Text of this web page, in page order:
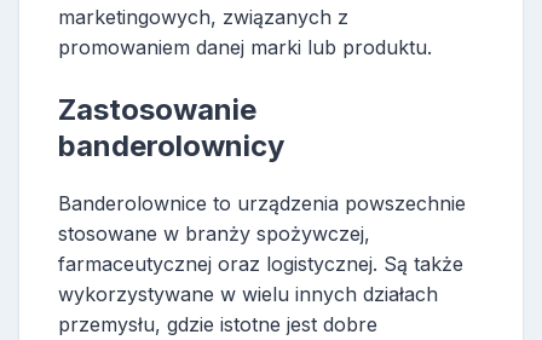
marketingowych, związanych z
promowaniem danej marki lub produktu.
Zastosowanie
banderolownicy
Banderolownice to urządzenia powszechnie
stosowane w branży spożywczej,
farmaceutycznej oraz logistycznej. Są także
wykorzystywane w wielu innych działach
przemysłu, gdzie istotne jest dobre